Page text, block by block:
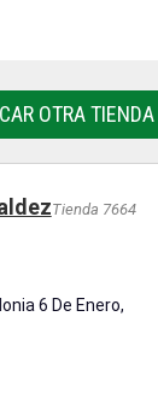
OTRA TIENDA
Tienda 7664
6 De Enero,